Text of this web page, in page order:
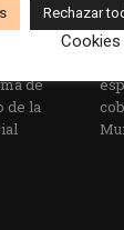
de
de la
Rechazar
Cookies